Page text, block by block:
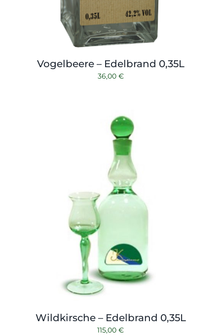
Vogelbeere – Edelbrand 0,35L
36,00 €
Wildkirsche – Edelbrand 0,35L
115,00 €